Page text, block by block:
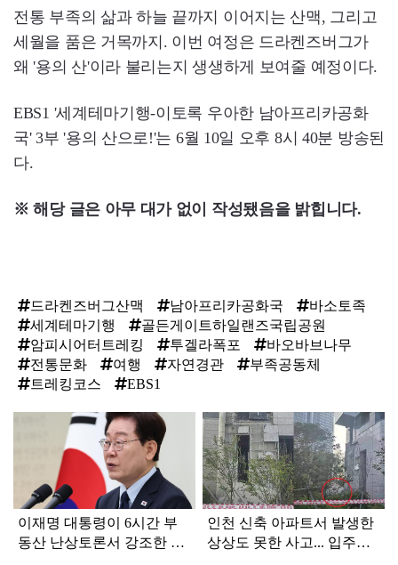
전통 부족의 삶과 하늘 끝까지 이어지는 산맥, 그리고
세월을 품은 거목까지. 이번 여정은 드라켄즈버그가
왜 '용의 산'이라 불리는지 생생하게 보여줄 예정이다.
EBS1 '세계테마기행-이토록 우아한 남아프리카공화
국' 3부 '용의 산으로!'는 6월 10일 오후 8시 40분 방송된
다.
※ 해당 글은 아무 대가 없이 작성됐음을 밝힙니다.
드라켄즈버그산맥 남아프리카공화국
바소토족
세계테마기행
골든게이트하일랜즈국립공원
암피시어터트레킹
투겔라폭포
바오바브나무
전통문화
여행 자연경관
부족공동체
트레킹코스
EBS1
이재명 대통령이 6시간 부
동산 난상토론서 강조한 내
인천 신축 아파트서 발생한
상상도 못한 사고... 입주민